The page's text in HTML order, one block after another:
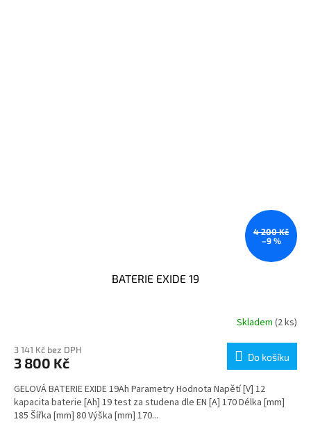
4 200 Kč
–9 %
BATERIE EXIDE 19
Skladem (2 ks)
3 141 Kč bez DPH
3 800 Kč Do košíku
GELOVÁ BATERIE EXIDE 19Ah Parametry Hodnota Napětí [V] 12
kapacita baterie [Ah] 19 test za studena dle EN [A] 170 Délka [mm]
185 Šířka [mm] 80 Výška [mm] 170...